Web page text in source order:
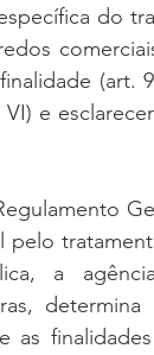
do
(art.
e
pelo
a
as